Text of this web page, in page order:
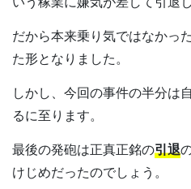
だから本来乗り気ではなかっ
た形となりました。
しかし、今回の事件の半分は
るに至ります。
最後の発砲は正真正銘の引退
けじめだったのでしょう。